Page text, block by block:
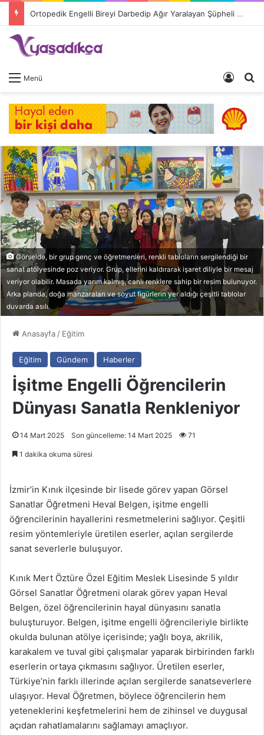
Ortopedik Engelli Bireyi Darbedip Ağır Yaralayan Şüpheli Tutuklandı
Menü Giriş
Görselde, bir grup genç ve öğretmenleri, renkli tabloların sergilendiği bir
sanat atölyesinde poz veriyor. Grup, ellerini kaldırarak işaret diliyle bir mesaj
veriyor olabilir. Masada yarım kalmış, canlı renklere sahip bir resim bulunuyor.
Arka planda, doğa manzaraları ve soyut figürlerin yer aldığı çeşitli tablolar
duvarda asılı.
Anasayfa / Eğitim
Eğitim Gündem Haberler
İşitme Engelli Öğrencilerin
Dünyası Sanatla Renkleniyor
14 Mart 2025 Son güncelleme: 14 Mart 2025 71
1 dakika okuma süresi
İzmir’in Kınık ilçesinde bir lisede görev yapan Görsel
Sanatlar Öğretmeni Heval Belgen, işitme engelli
öğrencilerinin hayallerini resmetmelerini sağlıyor. Çeşitli
resim yöntemleriyle üretilen eserler, açılan sergilerde
sanat severlerle buluşuyor.
Kınık Mert Öztüre Özel Eğitim Meslek Lisesinde 5 yıldır
Görsel Sanatlar Öğretmeni olarak görev yapan Heval
Belgen, özel öğrencilerinin hayal dünyasını sanatla
buluşturuyor. Belgen, işitme engelli öğrencileriyle birlikte
okulda bulunan atölye içerisinde; yağlı boya, akrilik,
karakalem ve tuval gibi çalışmalar yaparak birbirinden farklı
eserlerin ortaya çıkmasını sağlıyor. Üretilen eserler,
Türkiye’nin farklı illerinde açılan sergilerde sanatseverlere
ulaşıyor. Heval Öğretmen, böylece öğrencilerin hem
yeteneklerini keşfetmelerini hem de zihinsel ve duygusal
açıdan rahatlamalarını sağlamayı amaçlıyor.